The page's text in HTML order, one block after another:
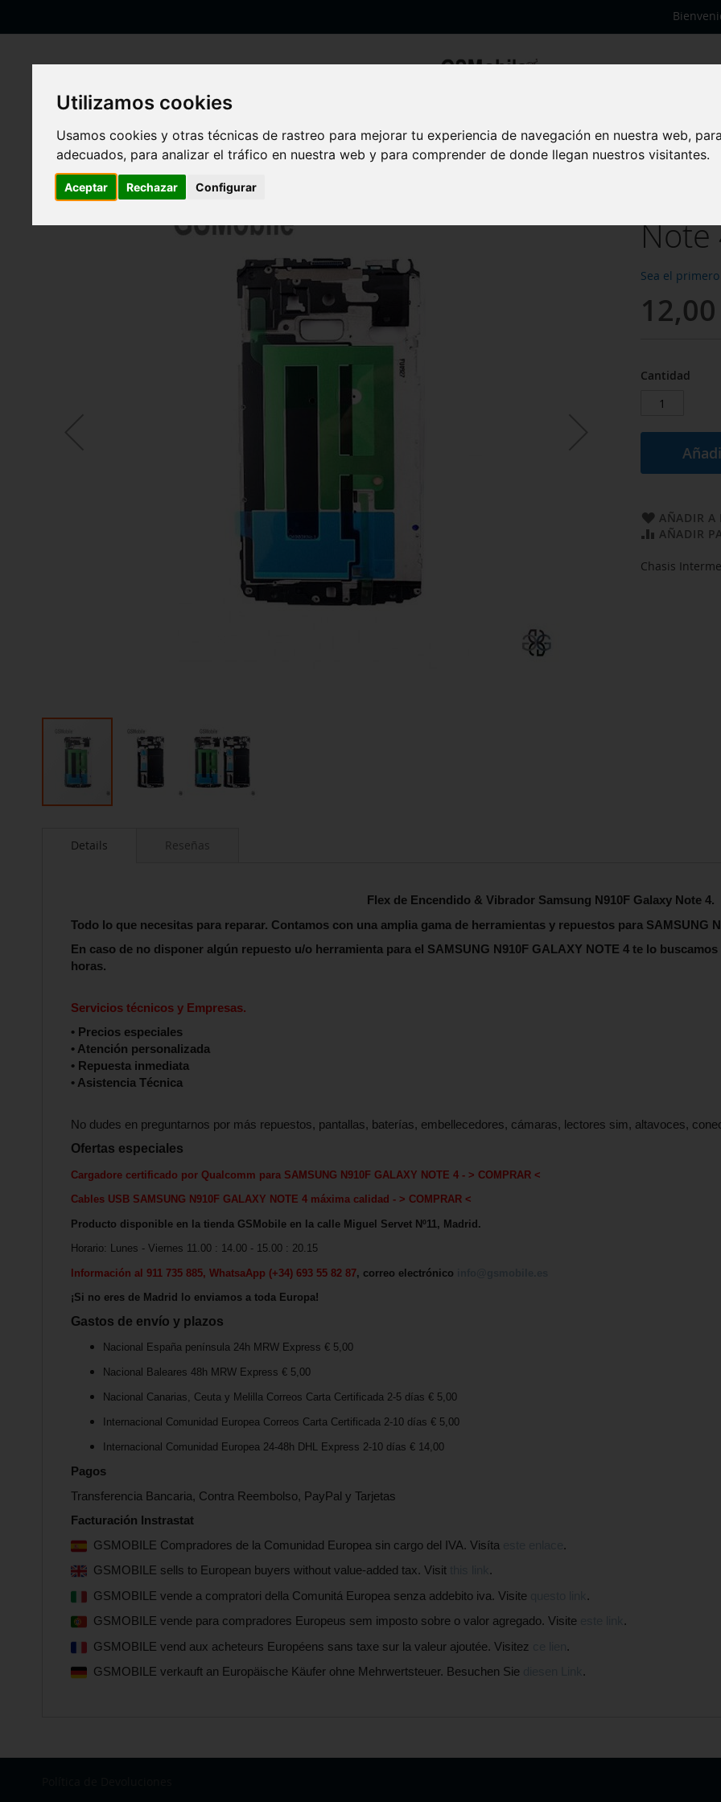
Utilizamos cookies
Usamos cookies y otras técnicas de rastreo para mejorar tu experiencia de navegación en nuestra web,
adecuados, para analizar el tráfico en nuestra web y para comprender de donde llegan nuestros visitantes.
Aceptar Rechazar Configurar
al
Saltar
comienzo
imágenes
Note
Sea el
Cantidad
AÑADIR A
AÑADIR
Chasis
Details
Flex de Encendido & Vibrador Samsung N910F Galaxy Note 4.
Todo lo que necesitas para reparar. Contamos con una amplia gama de herramientas y repuestos para SAMSUNG
En caso de no disponer algún repuesto u/o herramienta para el SAMSUNG N910F GALAXY NOTE 4 te lo
horas.
Servicios técnicos y Empresas.
• Precios especiales
• Atención personalizada
• Repuesta inmediata
• Asistencia Técnica
No dudes en preguntarnos por más repuestos, pantallas, baterías, embellecedores, cámaras, lectores sim, altavoces,
Ofertas especiales
Cargadore certificado por Qualcomm para SAMSUNG N910F GALAXY NOTE 4 - > COMPRAR <
Cables USB SAMSUNG N910F GALAXY NOTE 4 máxima calidad - > COMPRAR <
Producto disponible en la tienda GSMobile en la calle Miguel Servet Nº11, Madrid.
Horario: Lunes - Viernes 11.00 : 14.00 - 15.00 : 20.15
Información al 911 735 885, WhatsaApp (+34) 693 55 82 87, correo electrónico
¡Si no eres de Madrid lo enviamos a toda Europa!
Gastos de envío y plazos
Nacional España península 24h MRW Express € 5,00
Nacional Baleares 48h MRW Express € 5,00
Nacional Canarias, Ceuta y Melilla Correos Carta Certificada 2-5 días € 5,00
Internacional Comunidad Europea Correos Carta Certificada 2-10 días € 5,00
Internacional Comunidad Europea 24-48h DHL Express 2-10 días € 14,00
Pagos
Transferencia Bancaria, Contra Reembolso, PayPal y Tarjetas
Facturación Instrastat
GSMOBILE Compradores de la Comunidad Europea sin cargo del IVA. Visíta
.
GSMOBILE sells to European buyers without value-added tax. Visit
.
GSMOBILE vende a compratori della Comunitá Europea senza addebito iva. Visite
.
GSMOBILE vende para compradores Europeus sem imposto sobre o valor agregado. Visite
.
GSMOBILE vend aux acheteurs Européens sans taxe sur la valeur ajoutée. Visitez
.
GSMOBILE verkauft an Europäische Käufer ohne Mehrwertsteuer. Besuchen Sie
.
Reseñas